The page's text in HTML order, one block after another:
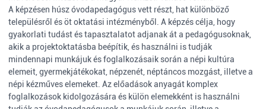
A képzésen húsz óvodapedagógus vett részt, hat különböző
településről és öt oktatási intézményből. A képzés célja, hogy
gyakorlati tudást és tapasztalatot adjanak át a pedagógusoknak,
akik a projektoktatásba beépítik, és használni is tudják
mindennapi munkájuk és foglalkozásaik során a népi kultúra
elemeit, gyermekjátékokat, népzenét, néptáncos mozgást, illetve a
népi kézműves elemeket. Az előadások anyagát komplex
foglalkozások kidolgozására és külön elemekként is használni